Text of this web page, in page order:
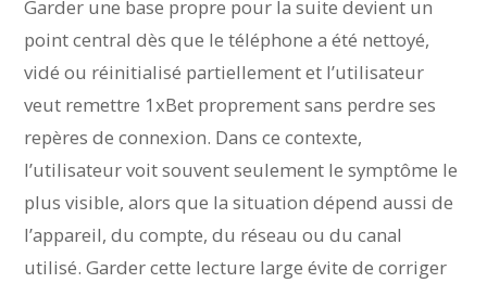
Garder une base propre pour la suite devient un
point central dès que le téléphone a été nettoyé,
vidé ou réinitialisé partiellement et l’utilisateur
veut remettre 1xBet proprement sans perdre ses
repères de connexion. Dans ce contexte,
l’utilisateur voit souvent seulement le symptôme le
plus visible, alors que la situation dépend aussi de
l’appareil, du compte, du réseau ou du canal
utilisé. Garder cette lecture large évite de corriger